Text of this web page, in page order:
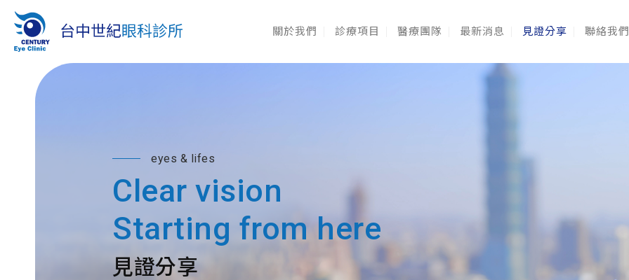
關於我們 診療項目 醫療團隊 最新消息 見證分享 聯絡我們
eyes & lifes
Clear vision
Starting from here
見證分享